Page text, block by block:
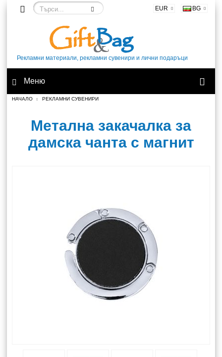
EUR BG
Рекламни материали, рекламни сувенири и лични подаръци
Меню
НАЧАЛО РЕКЛАМНИ СУВЕНИРИ
Метална закачалка за
дамска чанта с магнит